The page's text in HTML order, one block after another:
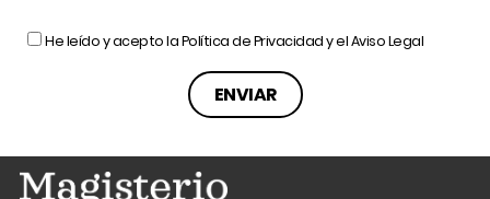
He leído y acepto laPolítica de Privacidady elAviso Legal